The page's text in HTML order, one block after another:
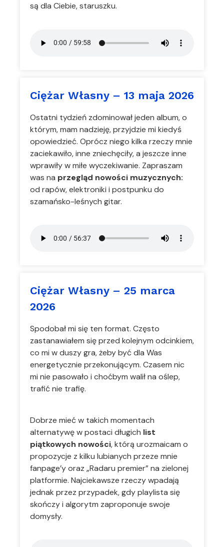
są dla Ciebie, staruszku.
Ciężar Własny – 13 maja 2026
Ostatni tydzień zdominował jeden album, o
którym, mam nadzieję, przyjdzie mi kiedyś
opowiedzieć. Oprócz niego kilka rzeczy mnie
zaciekawiło, inne zniechęciły, a jeszcze inne
wprawiły w miłe wyczekiwanie. Zapraszam
was na przegląd nowości muzycznych:
od rapów, elektroniki i postpunku do
szamańsko-leśnych gitar.
Ciężar Własny – 25 marca
2026
Spodobał mi się ten format. Często
zastanawiałem się przed kolejnym odcinkiem,
co mi w duszy gra, żeby być dla Was
energetycznie przekonującym. Czasem nic
mi nie pasowało i choćbym walił na oślep,
trafić nie trafię.
Dobrze mieć w takich momentach
alternatywę w postaci długich list
piątkowych nowości, którą urozmaicam o
propozycje z kilku lubianych przeze mnie
fanpage’y oraz „Radaru premier” na zielonej
platformie. Najciekawsze rzeczy wpadają
jednak przez przypadek, gdy playlista się
skończy i algorytm zaproponuje swoje
domysły.